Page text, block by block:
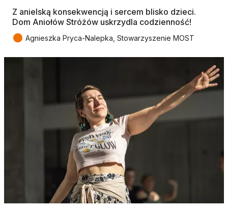
Z anielską konsekwencją i sercem blisko dzieci.
Dom Aniołów Stróżów uskrzydla codzienność!
● Agnieszka Pryca-Nalepka, Stowarzyszenie MOST